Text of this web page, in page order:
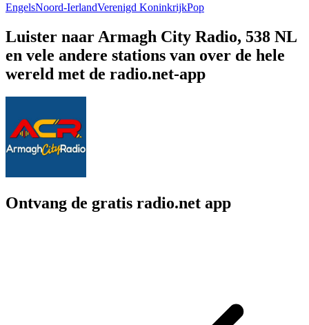
EngelsNoord-IerlandVerenigd KoninkrijkPop
Luister naar Armagh City Radio, 538 NL
en vele andere stations van over de hele
wereld met de radio.net-app
Ontvang de gratis radio.net app